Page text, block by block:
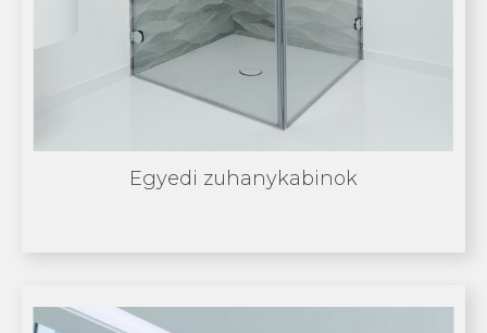
Egyedi zuhanykabinok